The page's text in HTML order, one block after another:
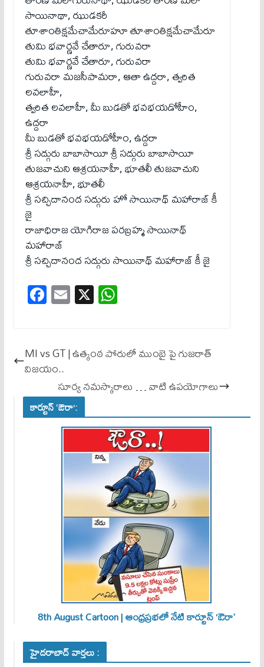
సాయినాథా, ఝుడకరీ
తూశాంతిక్షమేచామేరూహూ తూశాంతిక్షమేచామేరూ
తుమి భవార్ణవే చేతారూ, గురువరా
తుమి భవార్ణవే చేతారూ, గురువరా
గురువరా మజసీపామరా, ఆతా ఉద్దరా, త్వరిత
లవలాహీ,
త్వరిత లవలాహీ, మీ బుడతో భవభయడోహీం,
ఉద్దరా
మీ బుడతో భవభయడోహీం, ఉద్దరా
శ్రీ సద్గురు బాబాసాయీ శ్రీ సద్గురు బాబాసాయీ
తుజవాచుని ఆశ్రయనాహీ, భూతలీ తుజవాచుని
ఆశ్రయనాహీ, భూతలీ
శ్రీ సచ్చిదానంద సద్గురు హో సాయినాథ్ మహారాజ్ కీ
జై
రాజాధిరాజ యోగిరాజ పరబ్రహ్మ సాయినాథ్
మహారాజ్
శ్రీ సచ్చిదానంద సద్గురు సాయినాథ్ మహారాజ్ కీ జై
Fa
ce
ok
E
m
X W
ha
A
MI vs GT | ఉత్కంఠ పోరులో ముంబై పై గుజ‌రాత్
విజ‌యం..
సూర్య నమస్కారాలు … వాటి ఉపయోగాలు
కార్టూన్ ‘ఔరా’:
8th August Cartoon | ఆంధ్రప్రభలో నేటి కార్టూన్ ‘ఔరా’
హైదరాబాద్ వార్తలు :